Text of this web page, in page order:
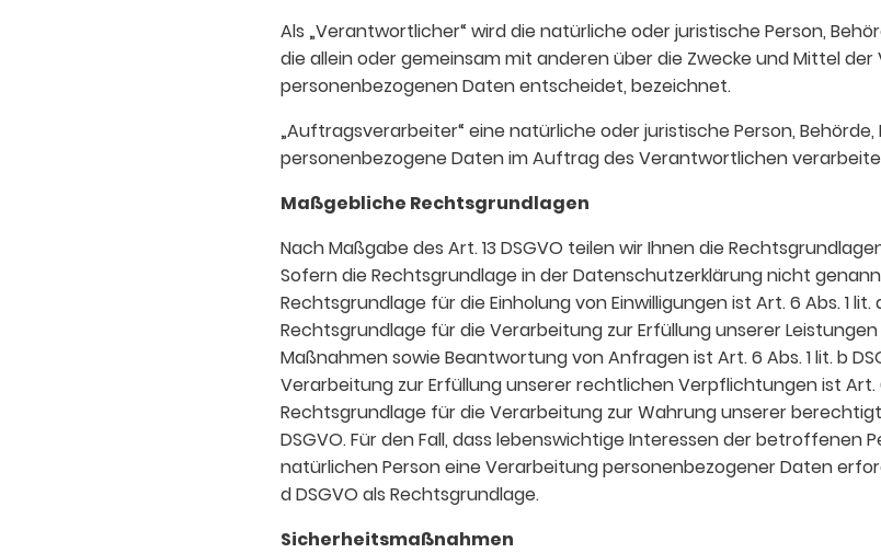
Als „Verantwortlicher“ wird die natürliche oder juristische Person,
die allein oder gemeinsam mit anderen über die Zwecke und Mittel
personenbezogenen Daten entscheidet, bezeichnet.
„Auftragsverarbeiter“ eine natürliche oder juristische Person,
personenbezogene Daten im Auftrag des Verantwortlichen
Maßgebliche Rechtsgrundlagen
Nach Maßgabe des Art. 13 DSGVO teilen wir Ihnen die
Sofern die Rechtsgrundlage in der Datenschutzerklärung nicht
Rechtsgrundlage für die Einholung von Einwilligungen ist Art. 6 Abs. 1 lit.
Rechtsgrundlage für die Verarbeitung zur Erfüllung unserer
Maßnahmen sowie Beantwortung von Anfragen ist Art. 6 Abs. 1 lit. b
Verarbeitung zur Erfüllung unserer rechtlichen Verpflichtungen ist Art.
Rechtsgrundlage für die Verarbeitung zur Wahrung unserer
DSGVO. Für den Fall, dass lebenswichtige Interessen der betroffenen
natürlichen Person eine Verarbeitung personenbezogener Daten
d DSGVO als Rechtsgrundlage.
Sicherheitsmaßnahmen